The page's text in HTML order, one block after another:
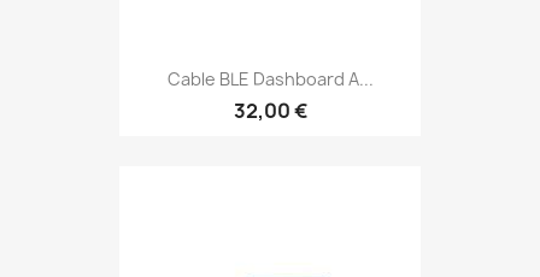
Cable BLE Dashboard A...
32,00 €